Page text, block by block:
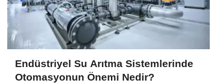
Endüstriyel Su Arıtma Sistemlerinde
Otomasyonun Önemi Nedir?